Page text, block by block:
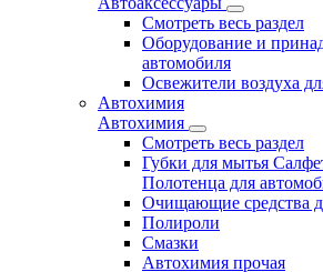
Смотреть весь раздел
Оборудование и
автомобиля
Освежители воздуха
Автохимия
Автохимия
Смотреть весь раздел
Губки для мытья
Полотенца для
Очищающие средства
Полироли
Смазки
Автохимия прочая